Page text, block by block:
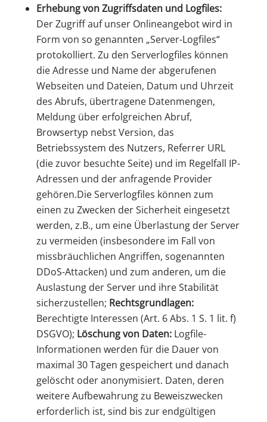
Erhebung von Zugriffsdaten und Logfiles:
Der Zugriff auf unser Onlineangebot wird in
Form von so genannten „Server-Logfiles“
protokolliert. Zu den Serverlogfiles können
die Adresse und Name der abgerufenen
Webseiten und Dateien, Datum und Uhrzeit
des Abrufs, übertragene Datenmengen,
Meldung über erfolgreichen Abruf,
Browsertyp nebst Version, das
Betriebssystem des Nutzers, Referrer URL
(die zuvor besuchte Seite) und im Regelfall IP-
Adressen und der anfragende Provider
gehören.Die Serverlogfiles können zum
einen zu Zwecken der Sicherheit eingesetzt
werden, z.B., um eine Überlastung der Server
zu vermeiden (insbesondere im Fall von
missbräuchlichen Angriffen, sogenannten
DDoS-Attacken) und zum anderen, um die
Auslastung der Server und ihre Stabilität
sicherzustellen; Rechtsgrundlagen:
Berechtigte Interessen (Art. 6 Abs. 1 S. 1 lit. f)
DSGVO); Löschung von Daten:Logfile-
Informationen werden für die Dauer von
maximal 30 Tagen gespeichert und danach
gelöscht oder anonymisiert. Daten, deren
weitere Aufbewahrung zu Beweiszwecken
erforderlich ist, sind bis zur endgültigen